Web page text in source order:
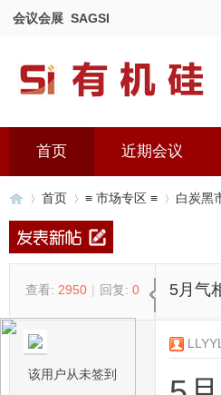
会议会展 SAGSI
首页 近期会议
首页 ≡ 市场专区 ≡ 白炭黑
查看: 2950 | 回复: 0 5月气
该用户从未签到
LLYYL